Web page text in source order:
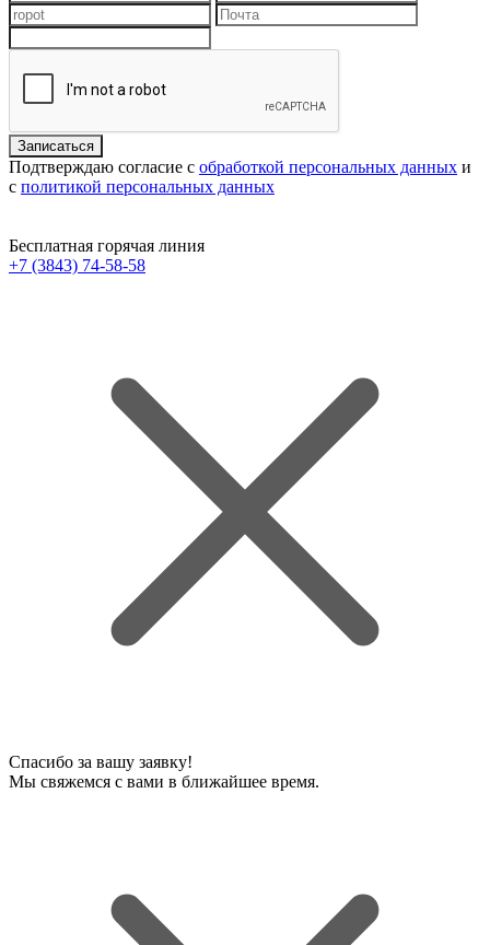
Подтверждаю согласие с обработкой персональных данных и
с политикой персональных данных
Бесплатная горячая линия
+7 (3843) 74-58-58
Спасибо за вашу заявку!
Мы свяжемся с вами в ближайшее время.